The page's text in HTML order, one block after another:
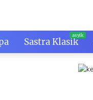
Sastra Klasik